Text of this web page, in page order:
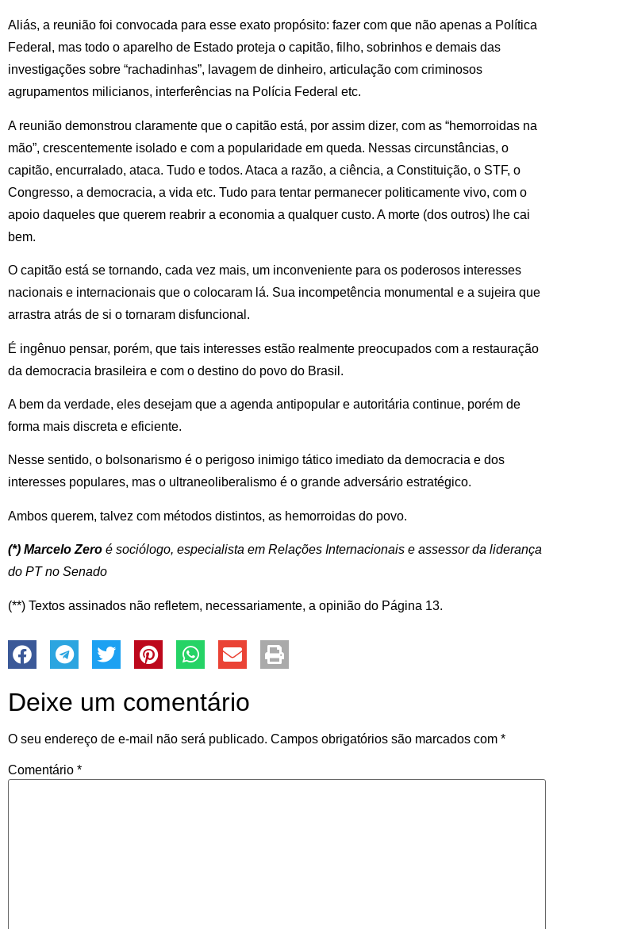
Aliás, a reunião foi convocada para esse exato propósito: fazer com que não apenas a Política
Federal, mas todo o aparelho de Estado proteja o capitão, filho, sobrinhos e demais das
investigações sobre “rachadinhas”, lavagem de dinheiro, articulação com criminosos
agrupamentos milicianos, interferências na Polícia Federal etc.
A reunião demonstrou claramente que o capitão está, por assim dizer, com as “hemorroidas na
mão”, crescentemente isolado e com a popularidade em queda. Nessas circunstâncias, o
capitão, encurralado, ataca. Tudo e todos. Ataca a razão, a ciência, a Constituição, o STF, o
Congresso, a democracia, a vida etc. Tudo para tentar permanecer politicamente vivo, com o
apoio daqueles que querem reabrir a economia a qualquer custo. A morte (dos outros) lhe cai
bem.
O capitão está se tornando, cada vez mais, um inconveniente para os poderosos interesses
nacionais e internacionais que o colocaram lá. Sua incompetência monumental e a sujeira que
arrastra atrás de si o tornaram disfuncional.
É ingênuo pensar, porém, que tais interesses estão realmente preocupados com a restauração
da democracia brasileira e com o destino do povo do Brasil.
A bem da verdade, eles desejam que a agenda antipopular e autoritária continue, porém de
forma mais discreta e eficiente.
Nesse sentido, o bolsonarismo é o perigoso inimigo tático imediato da democracia e dos
interesses populares, mas o ultraneoliberalismo é o grande adversário estratégico.
Ambos querem, talvez com métodos distintos, as hemorroidas do povo.
(*) Marcelo Zero é sociólogo, especialista em Relações Internacionais e assessor da liderança
do PT no Senado
(**) Textos assinados não refletem, necessariamente, a opinião do Página 13.
Deixe um comentário
O seu endereço de e-mail não será publicado. Campos obrigatórios são marcados com *
Comentário *